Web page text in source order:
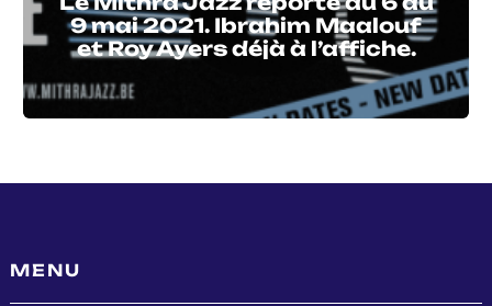
9 mai 2021. Ibrahim Maalouf
et Roy Ayers déjà à l’affiche.
MENU